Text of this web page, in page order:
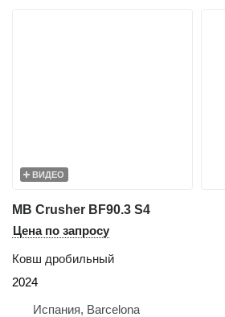
ВИДЕО
MB Crusher BF90.3 S4
Цена по запросу
Ковш дробильный
2024
Испания, Barcelona